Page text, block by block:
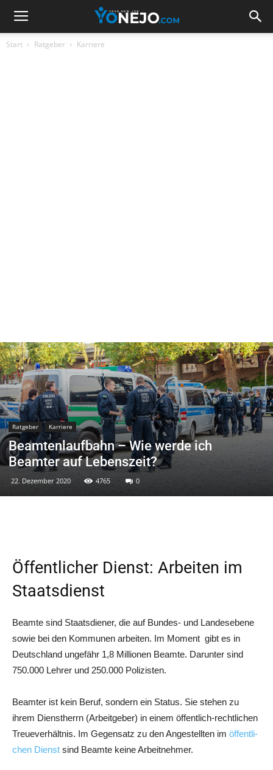
Start Ratgeber Karriere
Ratgeber Karriere
Beamtenlaufbahn – Wie werde ich
Beamter auf Lebenszeit?
22. Dezember 2020 4765 0
Öffentlicher Dienst: Arbeiten im
Staatsdienst
Beam­te sind Staats­die­ner, die auf Bun­des- und Lan­des­ebe­ne
sowie bei den Kom­mu­nen arbei­ten. Im Moment gibt es in
Deutsch­land unge­fähr 1,8 Mil­lio­nen Beam­te. Dar­un­ter sind
750.000 Leh­rer und 250.000 Polizisten.
Beam­ter ist kein Beruf, son­dern ein Sta­tus. Sie ste­hen zu
ihrem Dienst­herrn (Arbeit­ge­ber) in einem öffent­lich-recht­li­chen
Treue­ver­hält­nis. Im Gegen­satz zu den Ange­stell­ten im öffent­li­
chen Dienst sind Beam­te kei­ne Arbeitnehmer.